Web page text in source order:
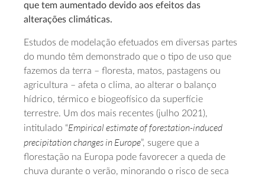
que tem aumentado devido aos efeitos das
alterações climáticas.
Estudos de modelação efetuados em diversas partes
do mundo têm demonstrado que o tipo de uso que
fazemos da terra – floresta, matos, pastagens ou
agricultura – afeta o clima, ao alterar o balanço
hídrico, térmico e biogeofísico da superfície
terrestre. Um dos mais recentes (julho 2021),
intitulado “Empirical estimate of forestation-induced
precipitation changes in Europe”, sugere que a
florestação na Europa pode favorecer a queda de
chuva durante o verão, minorando o risco de seca